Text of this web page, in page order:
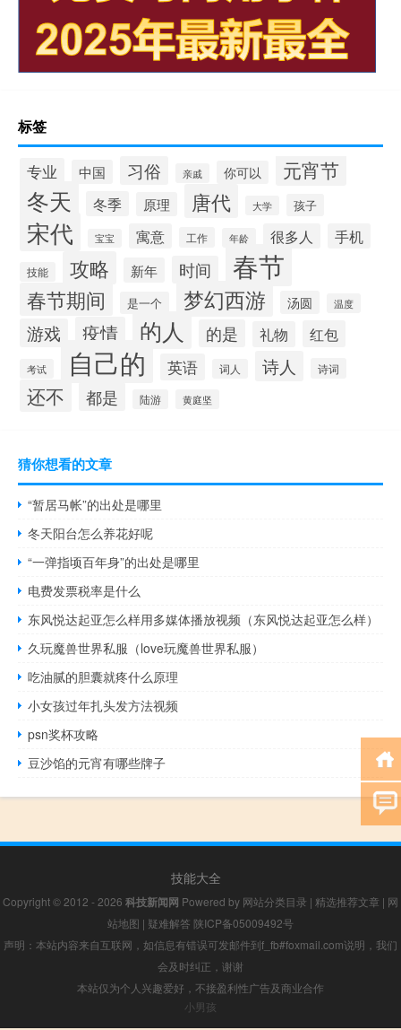
标签
专业 中国 习俗 亲戚 你可以 元宵节
冬天 冬季 原理 唐代 大学 孩子
宋代 宝宝 寓意 工作 年龄 很多人 手机
技能 攻略 新年 时间 春节
春节期间 是一个 梦幻西游 汤圆 温度
游戏 疫情 的人 的是 礼物 红包
考试 自己的 英语 词人 诗人 诗词
还不 都是 陆游 黄庭坚
猜你想看的文章
“暂居马帐”的出处是哪里
冬天阳台怎么养花好呢
“一弹指顷百年身”的出处是哪里
电费发票税率是什么
东风悦达起亚怎么样用多媒体播放视频（东风悦达起亚怎么样）
久玩魔兽世界私服（love玩魔兽世界私服）
吃油腻的胆囊就疼什么原理
小女孩过年扎头发方法视频
psn奖杯攻略
豆沙馅的元宵有哪些牌子
技能大全
Copyright © 2012 - 2026 科技新闻网 Powered by 网站分类目录 | 精选推荐文章 | 网
站地图 | 疑难解答 陕ICP备05009492号
声明：本站内容来自互联网，如信息有错误可发邮件到f_fb#foxmail.com说明，我们
会及时纠正，谢谢
本站仅为个人兴趣爱好，不接盈利性广告及商业合作
小男孩